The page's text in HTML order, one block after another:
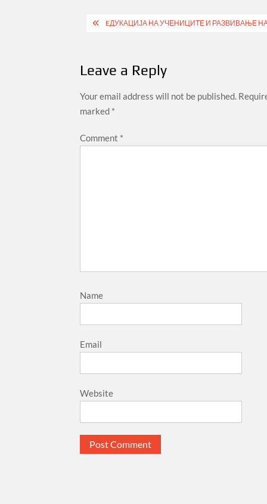
PostEДУКАЦИЈА НА УЧЕНИЦИТЕ И РАЗВИВАЊЕ
Leave a Reply
Your email address will not be published.
marked *
Comment *
Name
Email
Website